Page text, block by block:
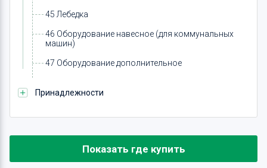
45 Лебедка
46 Оборудование навесное (для коммунальных
машин)
47 Оборудование дополнительное
Принадлежности
Показать где купить